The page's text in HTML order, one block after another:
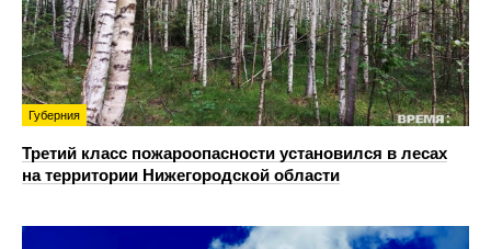
Губерния
Третий класс пожароопасности установился в лесах
на территории Нижегородской области